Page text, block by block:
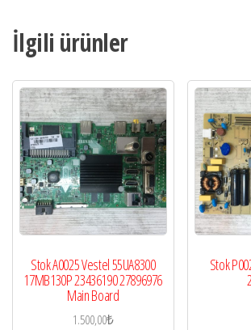
İlgili ürünler
Stok A0025 Vestel 55UA8300
17MB130P 23436190 27896976
Main Board
1.500,00₺
Stok